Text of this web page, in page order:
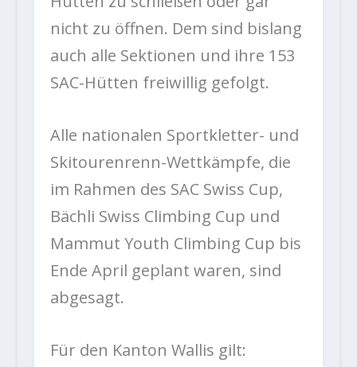
nicht zu öffnen. Dem sind bislang
auch alle Sektionen und ihre 153
SAC-Hütten freiwillig gefolgt.
Alle nationalen Sportkletter- und
Skitourenrenn-Wettkämpfe, die
im Rahmen des SAC Swiss Cup,
Bächli Swiss Climbing Cup und
Mammut Youth Climbing Cup bis
Ende April geplant waren, sind
abgesagt.
Für den Kanton Wallis gilt: